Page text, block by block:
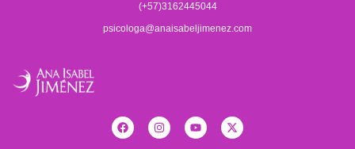
(+57)3162445044
psicologa@anaisabeljimenez.com